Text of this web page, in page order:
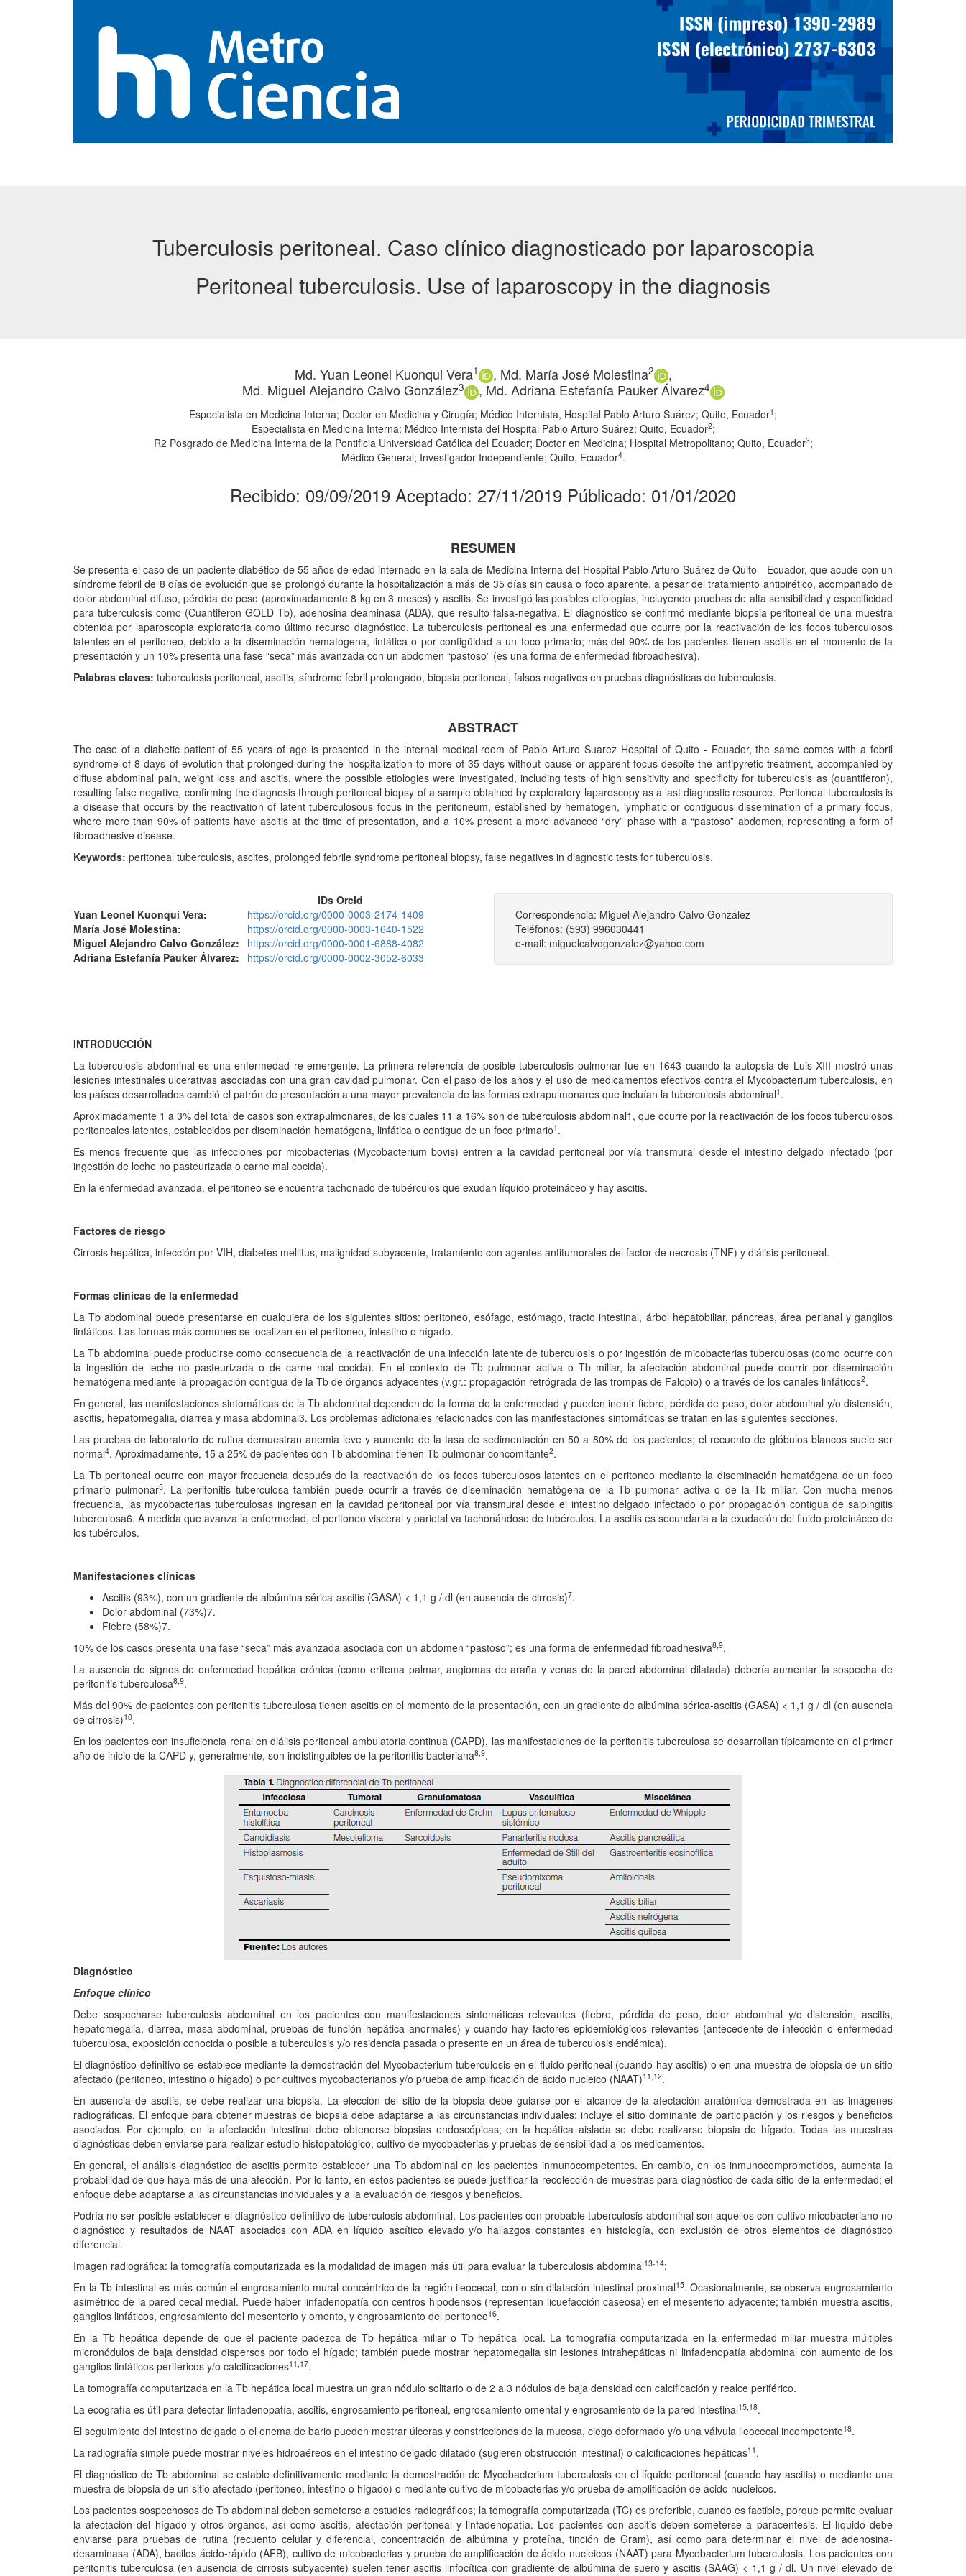
Tuberculosis peritoneal. Caso clínico diagnosticado por laparoscopia
Peritoneal tuberculosis. Use of laparoscopy in the diagnosis
Md. Yuan Leonel Kuonqui Vera1 , Md. María José Molestina2
,
Md. Miguel Alejandro Calvo González3 , Md. Adriana Estefanía Pauker Álvarez4
Especialista en Medicina Interna; Doctor en Medicina y Cirugía; Médico Internista, Hospital Pablo Arturo Suárez; Quito, Ecuador1 ;
Especialista en Medicina Interna; Médico Internista del Hospital Pablo Arturo Suárez; Quito, Ecuador2;
R2 Posgrado de Medicina Interna de la Pontificia Universidad Católica del Ecuador; Doctor en Medicina; Hospital Metropolitano; Quito, Ecuador3;
Médico General; Investigador Independiente; Quito, Ecuador4.
Recibido: 09/09/2019 Aceptado: 27/11/2019 Públicado: 01/01/2020
RESUMEN
Se presenta el caso de un paciente diabético de 55 años de edad internado en la sala de Medicina Interna del Hospital Pablo Arturo Suárez de Quito - Ecuador, que acude con un
síndrome febril de 8 días de evolución que se prolongó durante la hospitalización a más de 35 días sin causa o foco aparente, a pesar del tratamiento antipirético, acompañado de
dolor abdominal difuso, pérdida de peso (aproximadamente 8 kg en 3 meses) y ascitis. Se investigó las posibles etiologías, incluyendo pruebas de alta sensibilidad y especificidad
para tuberculosis como (Cuantiferon GOLD Tb), adenosina deaminasa (ADA), que resultó falsa-negativa. El diagnóstico se confirmó mediante biopsia peritoneal de una muestra
obtenida por laparoscopia exploratoria como último recurso diagnóstico. La tuberculosis peritoneal es una enfermedad que ocurre por la reactivación de los focos tuberculosos
latentes en el peritoneo, debido a la diseminación hematógena, linfática o por contigüidad a un foco primario; más del 90% de los pacientes tienen ascitis en el momento de la
presentación y un 10% presenta una fase “seca” más avanzada con un abdomen “pastoso” (es una forma de enfermedad fibroadhesiva).
Palabras claves: tuberculosis peritoneal, ascitis, síndrome febril prolongado, biopsia peritoneal, falsos negativos en pruebas diagnósticas de tuberculosis.
ABSTRACT
The case of a diabetic patient of 55 years of age is presented in the internal medical room of Pablo Arturo Suarez Hospital of Quito - Ecuador, the same comes with a febril
syndrome of 8 days of evolution that prolonged during the hospitalization to more of 35 days without cause or apparent focus despite the antipyretic treatment, accompanied by
diffuse abdominal pain, weight loss and ascitis, where the possible etiologies were investigated, including tests of high sensitivity and specificity for tuberculosis as (quantiferon),
resulting false negative, confirming the diagnosis through peritoneal biopsy of a sample obtained by exploratory laparoscopy as a last diagnostic resource. Peritoneal tuberculosis is
a disease that occurs by the reactivation of latent tuberculosous focus in the peritoneum, established by hematogen, lymphatic or contiguous dissemination of a primary focus,
where more than 90% of patients have ascitis at the time of presentation, and a 10% present a more advanced “dry” phase with a “pastoso” abdomen, representing a form of
fibroadhesive disease.
Keywords: peritoneal tuberculosis, ascites, prolonged febrile syndrome peritoneal biopsy, false negatives in diagnostic tests for tuberculosis.
IDs Orcid
Yuan Leonel Kuonqui Vera:
https://orcid.org/0000-0003-2174-1409
María José Molestina:
https://orcid.org/0000-0003-1640-1522
Miguel Alejandro Calvo González:
https://orcid.org/0000-0001-6888-4082
Adriana Estefanía Pauker Álvarez:
https://orcid.org/0000-0002-3052-6033
Correspondencia: Miguel Alejandro Calvo González
Teléfonos: (593) 996030441
e-mail: miguelcalvogonzalez@yahoo.com
INTRODUCCIÓN
La tuberculosis abdominal es una enfermedad re-emergente. La primera referencia de posible tuberculosis pulmonar fue en 1643 cuando la autopsia de Luis XIII mostró unas
lesiones intestinales ulcerativas asociadas con una gran cavidad pulmonar. Con el paso de los años y el uso de medicamentos efectivos contra el Mycobacterium tuberculosis, en
los países desarrollados cambió el patrón de presentación a una mayor prevalencia de las formas extrapulmonares que incluían la tuberculosis abdominal1 .
Aproximadamente 1 a 3% del total de casos son extrapulmonares, de los cuales 11 a 16% son de tuberculosis abdominal1, que ocurre por la reactivación de los focos tuberculosos
peritoneales latentes, establecidos por diseminación hematógena, linfática o contiguo de un foco primario1 .
Es menos frecuente que las infecciones por micobacterias (Mycobacterium bovis) entren a la cavidad peritoneal por vía transmural desde el intestino delgado infectado (por
ingestión de leche no pasteurizada o carne mal cocida).
En la enfermedad avanzada, el peritoneo se encuentra tachonado de tubérculos que exudan líquido proteináceo y hay ascitis.
Factores de riesgo
Cirrosis hepática, infección por VIH, diabetes mellitus, malignidad subyacente, tratamiento con agentes antitumorales del factor de necrosis (TNF) y diálisis peritoneal.
Formas clínicas de la enfermedad
La Tb abdominal puede presentarse en cualquiera de los siguientes sitios: peritoneo, esófago, estómago, tracto intestinal, árbol hepatobiliar, páncreas, área perianal y ganglios
linfáticos. Las formas más comunes se localizan en el peritoneo, intestino o hígado.
La Tb abdominal puede producirse como consecuencia de la reactivación de una infección latente de tuberculosis o por ingestión de micobacterias tuberculosas (como ocurre con
la ingestión de leche no pasteurizada o de carne mal cocida). En el contexto de Tb pulmonar activa o Tb miliar, la afectación abdominal puede ocurrir por diseminación
hematógena mediante la propagación contigua de la Tb de órganos adyacentes (v.gr.: propagación retrógrada de las trompas de Falopio) o a través de los canales linfáticos2.
En general, las manifestaciones sintomáticas de la Tb abdominal dependen de la forma de la enfermedad y pueden incluir fiebre, pérdida de peso, dolor abdominal y/o distensión,
ascitis, hepatomegalia, diarrea y masa abdominal3. Los problemas adicionales relacionados con las manifestaciones sintomáticas se tratan en las siguientes secciones.
Las pruebas de laboratorio de rutina demuestran anemia leve y aumento de la tasa de sedimentación en 50 a 80% de los pacientes; el recuento de glóbulos blancos suele ser
normal4. Aproximadamente, 15 a 25% de pacientes con Tb abdominal tienen Tb pulmonar concomitante2.
La Tb peritoneal ocurre con mayor frecuencia después de la reactivación de los focos tuberculosos latentes en el peritoneo mediante la diseminación hematógena de un foco
primario pulmonar5. La peritonitis tuberculosa también puede ocurrir a través de diseminación hematógena de la Tb pulmonar activa o de la Tb miliar. Con mucha menos
frecuencia, las mycobacterias tuberculosas ingresan en la cavidad peritoneal por vía transmural desde el intestino delgado infectado o por propagación contigua de salpingitis
tuberculosa6. A medida que avanza la enfermedad, el peritoneo visceral y parietal va tachonándose de tubérculos. La ascitis es secundaria a la exudación del fluido proteináceo de
los tubérculos.
Manifestaciones clínicas
Ascitis (93%), con un gradiente de albúmina sérica-ascitis (GASA) < 1,1 g / dl (en ausencia de cirrosis)7.
Dolor abdominal (73%)7.
Fiebre (58%)7.
10% de los casos presenta una fase “seca” más avanzada asociada con un abdomen “pastoso”; es una forma de enfermedad fibroadhesiva8,9.
La ausencia de signos de enfermedad hepática crónica (como eritema palmar, angiomas de araña y venas de la pared abdominal dilatada) debería aumentar la sospecha de
peritonitis tuberculosa8,9.
Más del 90% de pacientes con peritonitis tuberculosa tienen ascitis en el momento de la presentación, con un gradiente de albúmina sérica-ascitis (GASA) < 1,1 g / dl (en ausencia
de cirrosis)10.
En los pacientes con insuficiencia renal en diálisis peritoneal ambulatoria continua (CAPD), las manifestaciones de la peritonitis tuberculosa se desarrollan típicamente en el primer
año de inicio de la CAPD y, generalmente, son indistinguibles de la peritonitis bacteriana8,9.
Diagnóstico
Enfoque clínico
Debe sospecharse tuberculosis abdominal en los pacientes con manifestaciones sintomáticas relevantes (fiebre, pérdida de peso, dolor abdominal y/o distensión, ascitis,
hepatomegalia, diarrea, masa abdominal, pruebas de función hepática anormales) y cuando hay factores epidemiológicos relevantes (antecedente de infección o enfermedad
tuberculosa, exposición conocida o posible a tuberculosis y/o residencia pasada o presente en un área de tuberculosis endémica).
El diagnóstico definitivo se establece mediante la demostración del Mycobacterium tuberculosis en el fluido peritoneal (cuando hay ascitis) o en una muestra de biopsia de un sitio
afectado (peritoneo, intestino o hígado) o por cultivos mycobacterianos y/o prueba de amplificación de ácido nucleico (NAAT)11,12.
En ausencia de ascitis, se debe realizar una biopsia. La elección del sitio de la biopsia debe guiarse por el alcance de la afectación anatómica demostrada en las imágenes
radiográficas. El enfoque para obtener muestras de biopsia debe adaptarse a las circunstancias individuales; incluye el sitio dominante de participación y los riesgos y beneficios
asociados. Por ejemplo, en la afectación intestinal debe obtenerse biopsias endoscópicas; en la hepática aislada se debe realizarse biopsia de hígado. Todas las muestras
diagnósticas deben enviarse para realizar estudio histopatológico, cultivo de mycobacterias y pruebas de sensibilidad a los medicamentos.
En general, el análisis diagnóstico de ascitis permite establecer una Tb abdominal en los pacientes inmunocompetentes. En cambio, en los inmunocomprometidos, aumenta la
probabilidad de que haya más de una afección. Por lo tanto, en estos pacientes se puede justificar la recolección de muestras para diagnóstico de cada sitio de la enfermedad; el
enfoque debe adaptarse a las circunstancias individuales y a la evaluación de riesgos y beneficios.
Podría no ser posible establecer el diagnóstico definitivo de tuberculosis abdominal. Los pacientes con probable tuberculosis abdominal son aquellos con cultivo micobacteriano no
diagnóstico y resultados de NAAT asociados con ADA en líquido ascítico elevado y/o hallazgos constantes en histología, con exclusión de otros elementos de diagnóstico
diferencial.
Imagen radiográfica: la tomografía computarizada es la modalidad de imagen más útil para evaluar la tuberculosis abdominal13-14:
En la Tb intestinal es más común el engrosamiento mural concéntrico de la región ileocecal, con o sin dilatación intestinal proximal15. Ocasionalmente, se observa engrosamiento
asimétrico de la pared cecal medial. Puede haber linfadenopatía con centros hipodensos (representan licuefacción caseosa) en el mesenterio adyacente; también muestra ascitis,
ganglios linfáticos, engrosamiento del mesenterio y omento, y engrosamiento del peritoneo16.
En la Tb hepática depende de que el paciente padezca de Tb hepática miliar o Tb hepática local. La tomografía computarizada en la enfermedad miliar muestra múltiples
micronódulos de baja densidad dispersos por todo el hígado; también puede mostrar hepatomegalia sin lesiones intrahepáticas ni linfadenopatía abdominal con aumento de los
ganglios linfáticos periféricos y/o calcificaciones11,17.
La tomografía computarizada en la Tb hepática local muestra un gran nódulo solitario o de 2 a 3 nódulos de baja densidad con calcificación y realce periférico.
La ecografía es útil para detectar linfadenopatía, ascitis, engrosamiento peritoneal, engrosamiento omental y engrosamiento de la pared intestinal15,18.
El seguimiento del intestino delgado o el enema de bario pueden mostrar úlceras y constricciones de la mucosa, ciego deformado y/o una válvula ileocecal incompetente18.
La radiografía simple puede mostrar niveles hidroaéreos en el intestino delgado dilatado (sugieren obstrucción intestinal) o calcificaciones hepáticas11 .
El diagnóstico de Tb abdominal se estable definitivamente mediante la demostración de Mycobacterium tuberculosis en el líquido peritoneal (cuando hay ascitis) o mediante una
muestra de biopsia de un sitio afectado (peritoneo, intestino o hígado) o mediante cultivo de micobacterias y/o prueba de amplificación de ácido nucleicos.
Los pacientes sospechosos de Tb abdominal deben someterse a estudios radiográficos; la tomografía computarizada (TC) es preferible, cuando es factible, porque permite evaluar
la afectación del hígado y otros órganos, así como ascitis, afectación peritoneal y linfadenopatía. Los pacientes con ascitis deben someterse a paracentesis. El líquido debe
enviarse para pruebas de rutina (recuento celular y diferencial, concentración de albúmina y proteína, tinción de Gram), así como para determinar el nivel de adenosina-
desaminasa (ADA), bacilos ácido-rápido (AFB), cultivo de micobacterias y prueba de amplificación de ácido nucleicos (NAAT) para Mycobacterium tuberculosis. Los pacientes con
peritonitis tuberculosa (en ausencia de cirrosis subyacente) suelen tener ascitis linfocítica con gradiente de albúmina de suero y ascitis (SAAG) < 1,1 g / dl. Un nivel elevado de